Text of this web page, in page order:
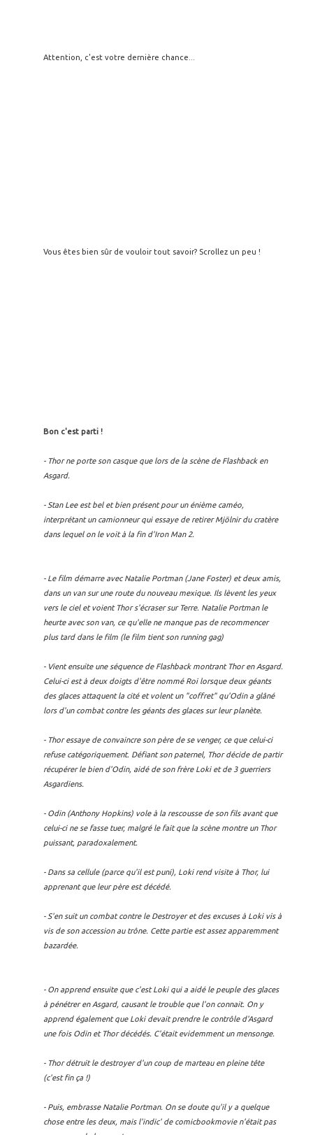
Attention, c'est votre dernière chance...
Vous êtes bien sûr de vouloir tout savoir? Scrollez un peu !
Bon c'est parti !
- Thor ne porte son casque que lors de la scène de Flashback en
Asgard.
- Stan Lee est bel et bien présent pour un énième caméo,
interprétant un camionneur qui essaye de retirer Mjölnir du cratère
dans lequel on le voit à la fin d'Iron Man 2.
- Le film démarre avec Natalie Portman (Jane Foster) et deux amis,
dans un van sur une route du nouveau mexique. Ils lèvent les yeux
vers le ciel et voient Thor s'écraser sur Terre. Natalie Portman le
heurte avec son van, ce qu'elle ne manque pas de recommencer
plus tard dans le film (le film tient son running gag)
- Vient ensuite une séquence de Flashback montrant Thor en Asgard.
Celui-ci est à deux doigts d'être nommé Roi lorsque deux géants
des glaces attaquent la cité et volent un "coffret" qu'Odin a glâné
lors d'un combat contre les géants des glaces sur leur planète.
- Thor essaye de convaincre son père de se venger, ce que celui-ci
refuse catégoriquement. Défiant son paternel, Thor décide de partir
récupérer le bien d'Odin, aidé de son frère Loki et de 3 guerriers
Asgardiens.
- Odin (Anthony Hopkins) vole à la rescousse de son fils avant que
celui-ci ne se fasse tuer, malgré le fait que la scène montre un Thor
puissant, paradoxalement.
- Dans sa cellule (parce qu'il est puni), Loki rend visite à Thor, lui
apprenant que leur père est décédé.
- S'en suit un combat contre le Destroyer et des excuses à Loki vis à
vis de son accession au trône. Cette partie est assez apparemment
bazardée.
- On apprend ensuite que c'est Loki qui a aidé le peuple des glaces
à pénétrer en Asgard, causant le trouble que l'on connait. On y
apprend également que Loki devait prendre le contrôle d'Asgard
une fois Odin et Thor décédés. C'était evidemment un mensonge.
- Thor détruit le destroyer d'un coup de marteau en pleine tête
(c'est fin ça !)
- Puis, embrasse Natalie Portman. On se doute qu'il y a quelque
chose entre les deux, mais l'indic' de comicbookmovie n'était pas